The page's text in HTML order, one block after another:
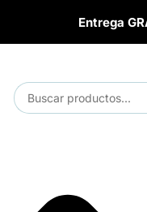
Entrega